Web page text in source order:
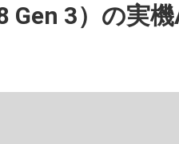
Gen 3）の実